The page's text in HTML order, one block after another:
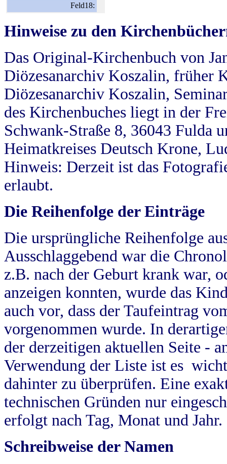
Feld18:
Hinweise zu den
Das Original-Kirchenbuch von
Diözesanarchiv Koszalin, früher
Diözesanarchiv Koszalin,
des Kirchenbuches liegt in der
Schwank-Straße 8, 36043 Fulda
Heimatkreises Deutsch Krone,
Hinweis: Derzeit ist das
erlaubt.
Die Reihenfolge der Einträge
Die ursprüngliche Reihenfolge
Ausschlaggebend war die
z.B. nach der Geburt krank war,
anzeigen konnten, wurde das
auch vor, dass der Taufeintrag
vorgenommen wurde. In
der derzeitigen aktuellen Seite -
Verwendung der Liste ist es
dahinter zu überprüfen. Eine
technischen Gründen nur
erfolgt nach Tag, Monat und Jahr.
Schreibweise der Namen